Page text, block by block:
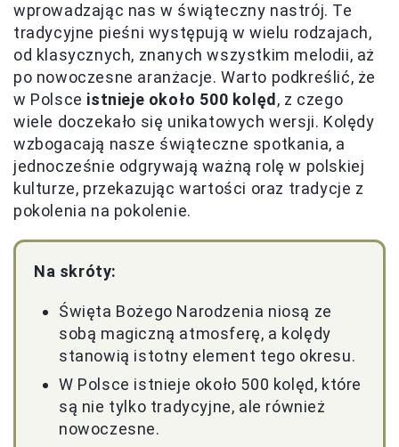
wprowadzając nas w świąteczny nastrój. Te
tradycyjne pieśni występują w wielu rodzajach,
od klasycznych, znanych wszystkim melodii, aż
po nowoczesne aranżacje. Warto podkreślić, że
w Polsce istnieje około 500 kolęd , z czego
wiele doczekało się unikatowych wersji. Kolędy
wzbogacają nasze świąteczne spotkania, a
jednocześnie odgrywają ważną rolę w polskiej
kulturze, przekazując wartości oraz tradycje z
pokolenia na pokolenie.
Na skróty:
Święta Bożego Narodzenia niosą ze
sobą magiczną atmosferę, a kolędy
stanowią istotny element tego okresu.
W Polsce istnieje około 500 kolęd, które
są nie tylko tradycyjne, ale również
nowoczesne.